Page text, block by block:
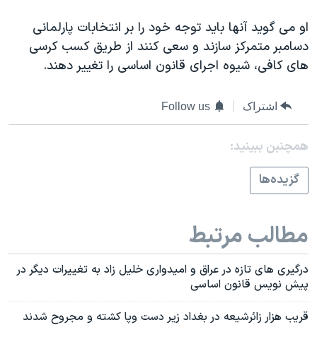
اسرائیل در جنگ
نرگس محمدی برنده جایزه نوبل صلح
سفر پرزیدنت ترامپ به چین
او می گويد آنها بايد توجه خود را بر انتخابات پارلمانی
دسامبر متمرکز سازند و سعی کنند از طريق کسب کرسی
های کافی، شيوه اجرای قانون اساسی را تغيير دهند.
اشتراک Follow us
همچنبن ببینید:
گزيده‌ها
مطالب مرتبط
درگيری های تازه در عراق و اميدواری خليل زاد به تغييرات ديگر در
پيش نويس قانون اساسی
قريب هزار زائرشيعه در بغداد زير دست وپا کشته و مجروح شدند